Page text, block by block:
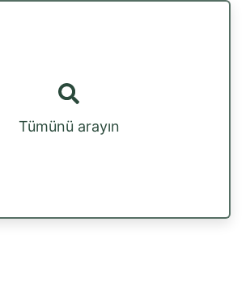
Tümünü arayın